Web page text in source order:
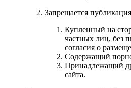
Запрещается
Купленный на
частных лиц, без
согласия о
Содержащий
Принадлежащий
сайта.